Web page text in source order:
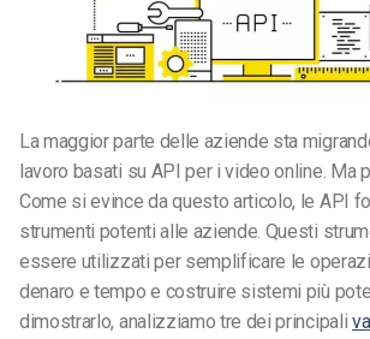
La maggior parte delle aziende sta
lavoro basati su API per i video online. Ma
Come si evince da questo articolo, le API
strumenti potenti alle aziende. Questi
essere utilizzati per semplificare le
denaro e tempo e costruire sistemi più
dimostrarlo, analizziamo tre dei principali